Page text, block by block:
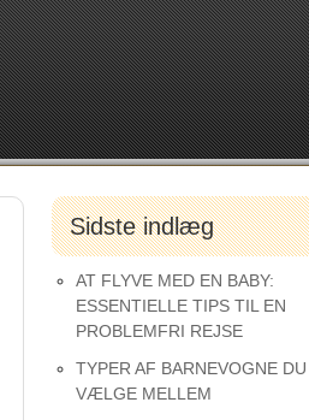
Sidste indlæg
AT FLYVE MED EN BABY:
ESSENTIELLE TIPS TIL EN
PROBLEMFRI REJSE
TYPER AF BARNEVOGNE
VÆLGE MELLEM